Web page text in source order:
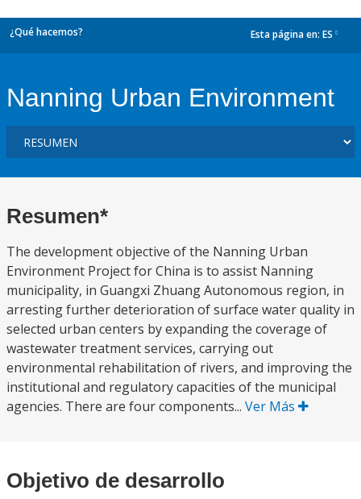
¿Qué hacemos? Esta página en: ES
Nanning Urban Environment
Resumen*
The development objective of the Nanning Urban
Environment Project for China is to assist Nanning
municipality, in Guangxi Zhuang Autonomous region, in
arresting further deterioration of surface water quality in
selected urban centers by expanding the coverage of
wastewater treatment services, carrying out
environmental rehabilitation of rivers, and improving the
institutional and regulatory capacities of the municipal
agencies. There are four components... Ver Más
Objetivo de desarrollo